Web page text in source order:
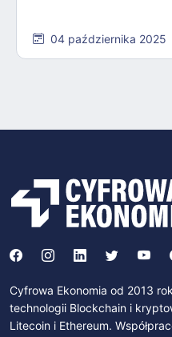
04 października 2025
Cyfrowa Ekonomia od 2013
technologii Blockchain i
Litecoin i Ethereum.